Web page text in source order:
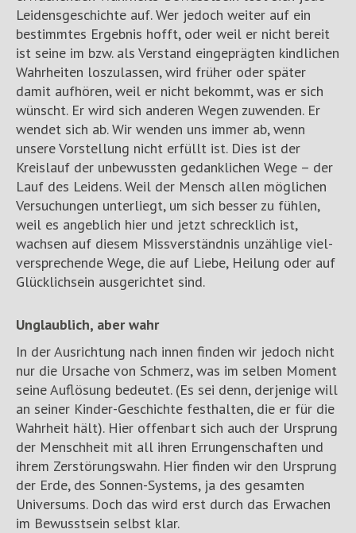
Leidensgeschichte auf. Wer jedoch weiter auf ein
bestimmtes Ergebnis hofft, oder weil er nicht bereit
ist seine im bzw. als Verstand eingeprägten kindlichen
Wahrheiten loszulassen, wird früher oder später
damit aufhören, weil er nicht bekommt, was er sich
wünscht. Er wird sich anderen Wegen zuwenden. Er
wendet sich ab. Wir wenden uns immer ab, wenn
unsere Vorstellung nicht erfüllt ist. Dies ist der
Kreislauf der unbewussten gedanklichen Wege – der
Lauf des Leidens. Weil der Mensch allen möglichen
Versuchungen unterliegt, um sich besser zu fühlen,
weil es angeblich hier und jetzt schrecklich ist,
wachsen auf diesem Missverständnis unzählige viel-
versprechende Wege, die auf Liebe, Heilung oder auf
Glücklichsein ausgerichtet sind.
Unglaublich, aber wahr
In der Ausrichtung nach innen finden wir jedoch nicht
nur die Ursache von Schmerz, was im selben Moment
seine Auflösung bedeutet. (Es sei denn, derjenige will
an seiner Kinder-Geschichte festhalten, die er für die
Wahrheit hält). Hier offenbart sich auch der Ursprung
der Menschheit mit all ihren Errungenschaften und
ihrem Zerstörungswahn. Hier finden wir den Ursprung
der Erde, des Sonnen-Systems, ja des gesamten
Universums. Doch das wird erst durch das Erwachen
im Bewusstsein selbst klar.